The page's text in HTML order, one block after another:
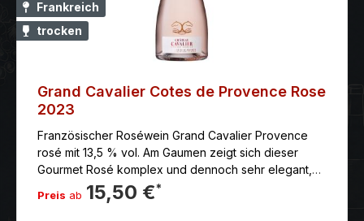
Frankreich
trocken
Grand Cavalier Cotes de Provence Rose
2023
Französischer Roséwein Grand Cavalier Provence
rosé mit 13,5 % vol. Am Gaumen zeigt sich dieser
Gourmet Rosé komplex und dennoch sehr elegant,
mit ausgewogenen florale und würzige Noten.
Preis ab 15,50 €*